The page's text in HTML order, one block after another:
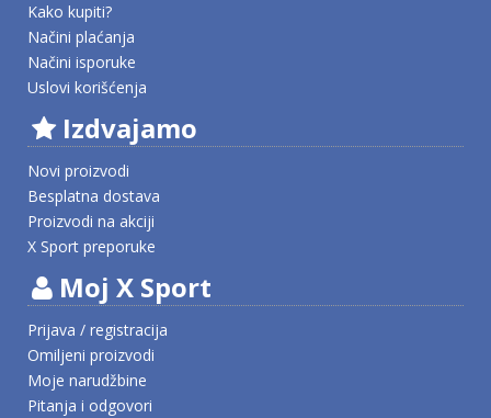
Kako kupiti?
Načini plaćanja
Načini isporuke
Uslovi korišćenja
Izdvajamo
Novi proizvodi
Besplatna dostava
Proizvodi na akciji
X Sport preporuke
Moj X Sport
Prijava / registracija
Omiljeni proizvodi
Moje narudžbine
Pitanja i odgovori